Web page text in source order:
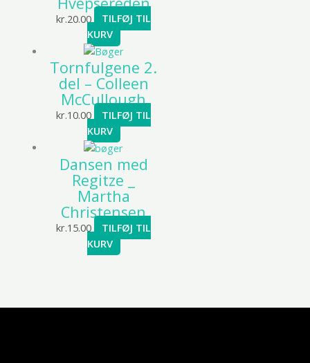
kr.20.00
TILFØJ TIL
KURV
Tornfulgene 2.
del – Colleen
McCullough
kr.10.00
TILFØJ TIL
KURV
Dansen med
Regitze _
Martha
Christensen
kr.15.00
TILFØJ TIL
KURV